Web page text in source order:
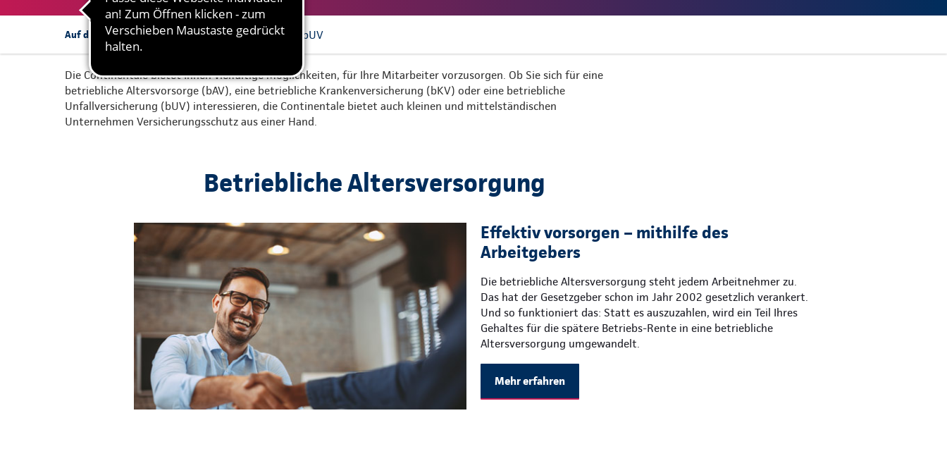
Auf dieser Seite: bAV bKV bUV
Die Continentale bietet Ihnen vielfältige Möglichkeiten, für Ihre Mitarbeiter vorzusorgen. Ob Sie sich für eine
betriebliche Altersvorsorge (bAV), eine betriebliche Krankenversicherung (bKV) oder eine betriebliche
Unfallversicherung (bUV) interessieren, die Continentale bietet auch kleinen und mittelständischen
Unternehmen Versicherungsschutz aus einer Hand.
Betriebliche Altersversorgung
Effektiv vorsorgen – mithilfe des
Arbeitgebers
Die betriebliche Altersversorgung steht jedem Arbeitnehmer zu.
Das hat der Gesetzgeber schon im Jahr 2002 gesetzlich verankert.
Und so funktioniert das: Statt es auszuzahlen, wird ein Teil Ihres
Gehaltes für die spätere Betriebs-Rente in eine betriebliche
Altersversorgung umgewandelt.
Mehr erfahren